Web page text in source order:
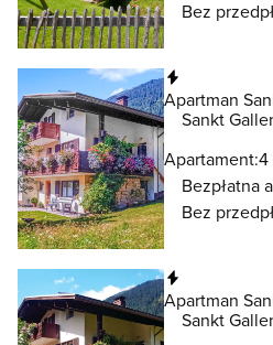
Bez
Apartman
Sankt
Apartament:4
Bezpłatna
Bez
Apartman
Sankt